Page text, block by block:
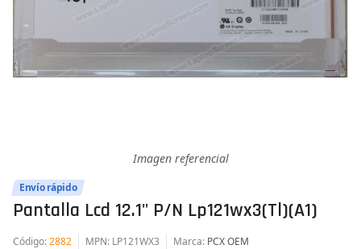
Imagen referencial
Envío rápido
Pantalla Lcd 12.1" P/n Lp121wx3(tl)(a1)
Código:2882 MPN: LP121WX3 Marca: PCX OEM